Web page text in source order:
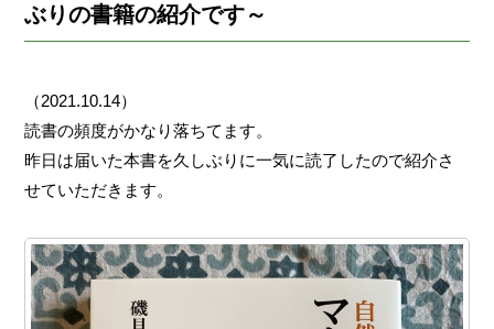
ぶりの書籍の紹介です～
（2021.10.14）
読書の頻度がかなり落ちてます。
昨日は届いた本書を久しぶりに一気に読了したので紹介さ
せていただきます。